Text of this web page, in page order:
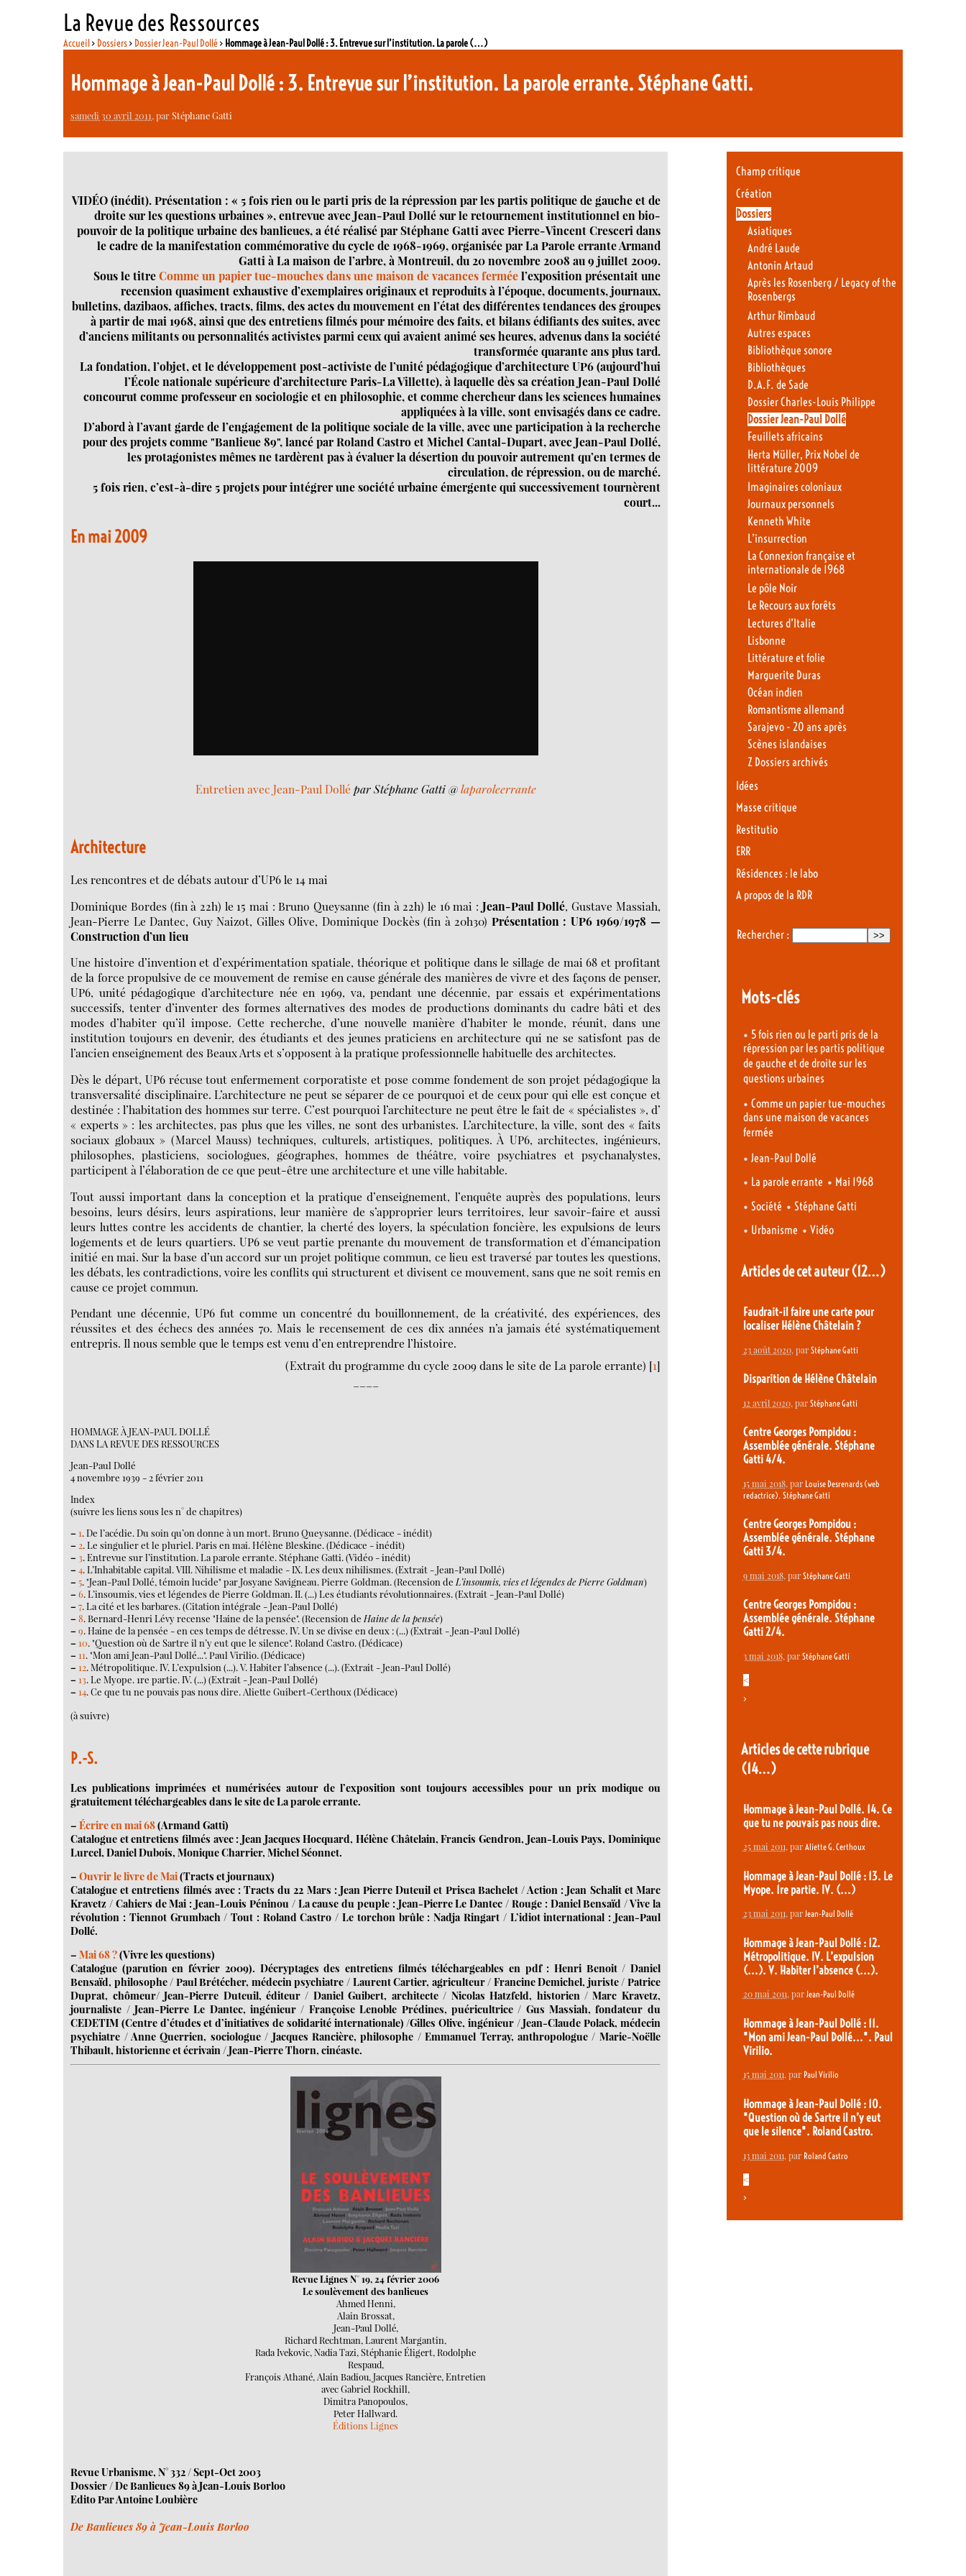
La Revue des Ressources
Accueil> Dossiers> Dossier Jean-Paul Dollé> Hommage à Jean-Paul Dollé : 3. Entrevue sur l’institution. La parole (…)
Hommage à Jean-Paul Dollé : 3. Entrevue sur l’institution. La parole errante. Stéphane Gatti.
samedi 30 avril 2011, parStéphane Gatti
VIDÉO (inédit). Présentation : « 5 fois rien ou le parti pris de la répression par les partis politique de gauche et de
droite sur les questions urbaines », entrevue avec Jean-Paul Dollé sur le retournement institutionnel en bio-
pouvoir de la politique urbaine des banlieues, a été réalisé par Stéphane Gatti avec Pierre-Vincent Cresceri dans
le cadre de la manifestation commémorative du cycle de 1968-1969, organisée par La Parole errante Armand
Gatti à La maison de l’arbre, à Montreuil, du 20 novembre 2008 au 9 juillet 2009.
Sous le titreComme un papier tue-mouches dans une maison de vacances ferméel’exposition présentait une
recension quasiment exhaustive d’exemplaires originaux et reproduits à l’époque, documents, journaux,
bulletins, dazibaos, affiches, tracts, films, des actes du mouvement en l’état des différentes tendances des groupes
à partir de mai 1968, ainsi que des entretiens filmés pour mémoire des faits, et bilans édifiants des suites, avec
d’anciens militants ou personnalités activistes parmi ceux qui avaient animé ses heures, advenus dans la société
transformée quarante ans plus tard.
La fondation, l’objet, et le développement post-activiste de l’unité pédagogique d’architecture UP6 (aujourd’hui
l’École nationale supérieure d’architecture Paris-La Villette), à laquelle dès sa création Jean-Paul Dollé
concourut comme professeur en sociologie et en philosophie, et comme chercheur dans les sciences humaines
appliquées à la ville, sont envisagés dans ce cadre.
D’abord à l’avant garde de l’engagement de la politique sociale de la ville, avec une participation à la recherche
pour des projets comme "Banlieue 89", lancé par Roland Castro et Michel Cantal-Dupart, avec Jean-Paul Dollé,
les protagonistes mêmes ne tardèrent pas à évaluer la désertion du pouvoir autrement qu’en termes de
circulation, de répression, ou de marché.
5 fois rien, c’est-à-dire 5 projets pour intégrer une société urbaine émergente qui successivement tournèrent
court...
En mai 2009
Entretien avec Jean-Paul Dollé par Stéphane Gatti @laparoleerrante
Architecture
Les rencontres et de débats autour d’UP6 le 14 mai
Dominique Bordes (fin à 22h) le 15 mai : Bruno Queysanne (fin à 22h) le 16 mai : Jean-Paul Dollé, Gustave Massiah,
Jean-Pierre Le Dantec, Guy Naizot, Gilles Olive, Dominique Dockès (fin à 20h30) Présentation : UP6 1969/1978 —
Construction d’un lieu
Une histoire d’invention et d’expérimentation spatiale, théorique et politique dans le sillage de mai 68 et profitant
de la force propulsive de ce mouvement de remise en cause générale des manières de vivre et des façons de penser,
UP6, unité pédagogique d’architecture née en 1969, va, pendant une décennie, par essais et expérimentations
successifs, tenter d’inventer des formes alternatives des modes de productions dominants du cadre bâti et des
modes d’habiter qu’il impose. Cette recherche, d’une nouvelle manière d’habiter le monde, réunit, dans une
institution toujours en devenir, des étudiants et des jeunes praticiens en architecture qui ne se satisfont pas de
l’ancien enseignement des Beaux Arts et s’opposent à la pratique professionnelle habituelle des architectes.
Dès le départ, UP6 récuse tout enfermement corporatiste et pose comme fondement de son projet pédagogique la
transversalité disciplinaire. L’architecture ne peut se séparer de ce pourquoi et de ceux pour qui elle est conçue et
destinée : l’habitation des hommes sur terre. C’est pourquoi l’architecture ne peut être le fait de « spécialistes », d’
« experts » : les architectes, pas plus que les villes, ne sont des urbanistes. L’architecture, la ville, sont des « faits
sociaux globaux » (Marcel Mauss) techniques, culturels, artistiques, politiques. À UP6, architectes, ingénieurs,
philosophes, plasticiens, sociologues, géographes, hommes de théâtre, voire psychiatres et psychanalystes,
participent à l’élaboration de ce que peut-être une architecture et une ville habitable.
Tout aussi important dans la conception et la pratique d’enseignement, l’enquête auprès des populations, leurs
besoins, leurs désirs, leurs aspirations, leur manière de s’approprier leurs territoires, leur savoir-faire et aussi
leurs luttes contre les accidents de chantier, la cherté des loyers, la spéculation foncière, les expulsions de leurs
logements et de leurs quartiers. UP6 se veut partie prenante du mouvement de transformation et d’émancipation
initié en mai. Sur la base d’un accord sur un projet politique commun, ce lieu est traversé par toutes les questions,
les débats, les contradictions, voire les conflits qui structurent et divisent ce mouvement, sans que ne soit remis en
cause ce projet commun.
Pendant une décennie, UP6 fut comme un concentré du bouillonnement, de la créativité, des expériences, des
réussites et des échecs des années 70. Mais le recensement de ces dix années n’a jamais été systématiquement
entrepris. Il nous semble que le temps est venu d’en entreprendre l’histoire.
(Extrait du programme du cycle 2009 dans le site de La parole errante) [1]
HOMMAGE À JEAN-PAUL DOLLÉ
DANS LA REVUE DES RESSOURCES
Jean-Paul Dollé
4 novembre 1939 - 2 février 2011
Index
(suivre les liens sous les n° de chapitres)
– 1. De l’acédie. Du soin qu’on donne à un mort. Bruno Queysanne. (Dédicace - inédit)
– 2. Le singulier et le pluriel. Paris en mai. Hélène Bleskine. (Dédicace - inédit)
– 3. Entrevue sur l’institution. La parole errante. Stéphane Gatti. (Vidéo - inédit)
– 4. L’Inhabitable capital. VIII. Nihilisme et maladie - IX. Les deux nihilismes. (Extrait - Jean-Paul Dollé)
– 5. "Jean-Paul Dollé, témoin lucide" par Josyane Savigneau. Pierre Goldman. (Recension deL’insoumis, vies et légendes de Pierre Goldman)
– 6. L’insoumis, vies et légendes de Pierre Goldman. II. (...) Les étudiants révolutionnaires. (Extrait - Jean-Paul Dollé)
– 7. La cité et les barbares. (Citation intégrale - Jean-Paul Dollé)
– 8. Bernard-Henri Lévy recense "Haine de la pensée". (Recension deHaine de la pensée)
– 9. Haine de la pensée - en ces temps de détresse. IV. Un se divise en deux : (...) (Extrait - Jean-Paul Dollé)
– 10. "Question où de Sartre il n’y eut que le silence". Roland Castro. (Dédicace)
– 11. "Mon ami Jean-Paul Dollé...". Paul Virilio. (Dédicace)
– 12. Métropolitique. IV. L’expulsion (...). V. Habiter l’absence (...). (Extrait - Jean-Paul Dollé)
– 13. Le Myope. 1re partie. IV. (...) (Extrait - Jean-Paul Dollé)
– 14. Ce que tu ne pouvais pas nous dire. Aliette Guibert-Certhoux (Dédicace)
(à suivre)
P.-S.
Les publications imprimées et numérisées autour de l’exposition sont toujours accessibles pour un prix modique ou
gratuitement téléchargeables dans le site de La parole errante.
– Écrire en mai 68(Armand Gatti)
Catalogue et entretiens filmés avec : Jean Jacques Hocquard, Hélène Châtelain, Francis Gendron, Jean-Louis Pays, Dominique
Lurcel, Daniel Dubois, Monique Charrier, Michel Séonnet.
– Ouvrir le livre de Mai(Tracts et journaux)
Catalogue et entretiens filmés avec : Tracts du 22 Mars : Jean Pierre Duteuil et Prisca Bachelet / Action : Jean Schalit et Marc
Kravetz / Cahiers de Mai : Jean-Louis Péninou / La cause du peuple : Jean-Pierre Le Dantec / Rouge : Daniel Bensaïd / Vive la
révolution : Tiennot Grumbach / Tout : Roland Castro / Le torchon brûle : Nadja Ringart / L’idiot international : Jean-Paul
Dollé.
– Mai 68 ?(Vivre les questions)
Catalogue (parution en février 2009). Décryptages des entretiens filmés téléchargeables en pdf : Henri Benoit / Daniel
Bensaïd, philosophe / Paul Brétécher, médecin psychiatre / Laurent Cartier, agriculteur / Francine Demichel, juriste / Patrice
Duprat, chômeur/ Jean-Pierre Duteuil, éditeur / Daniel Guibert, architecte / Nicolas Hatzfeld, historien / Marc Kravetz,
journaliste / Jean-Pierre Le Dantec, ingénieur / Françoise Lenoble Prédines, puéricultrice / Gus Massiah, fondateur du
CEDETIM (Centre d’études et d’initiatives de solidarité internationale) /Gilles Olive, ingénieur / Jean-Claude Polack, médecin
psychiatre / Anne Querrien, sociologue / Jacques Rancière, philosophe / Emmanuel Terray, anthropologue / Marie-Noëlle
Thibault, historienne et écrivain / Jean-Pierre Thorn, cinéaste.
Revue Lignes N° 19, 24 février 2006
Le soulèvement des banlieues
Ahmed Henni,
Alain Brossat,
Jean-Paul Dollé,
Richard Rechtman, Laurent Margantin,
Rada Ivekovic, Nadia Tazi, Stéphanie Éligert, Rodolphe
Respaud,
François Athané, Alain Badiou, Jacques Rancière, Entretien
avec Gabriel Rockhill,
Dimitra Panopoulos,
Peter Hallward.
Éditions Lignes
Revue Urbanisme, N° 332 / Sept-Oct 2003
Dossier / De Banlieues 89 à Jean-Louis Borloo
Edito Par Antoine Loubière
De Banlieues 89 à Jean-Louis Borloo
Champ critique
Création
Dossiers
Asiatiques
André Laude
Antonin Artaud
Après les Rosenberg / Legacy of the
Rosenbergs
Arthur Rimbaud
Autres espaces
Bibliothèque sonore
Bibliothèques
D.A.F. de Sade
Dossier Charles-Louis Philippe
Dossier Jean-Paul Dollé
Feuillets africains
Herta Müller, Prix Nobel de
littérature 2009
Imaginaires coloniaux
Journaux personnels
Kenneth White
L’insurrection
La Connexion française et
internationale de 1968
Le pôle Noir
Le Recours aux forêts
Lectures d’Italie
Lisbonne
Littérature et folie
Marguerite Duras
Océan indien
Romantisme allemand
Sarajevo - 20 ans après
Scènes islandaises
Z Dossiers archivés
Idées
Masse critique
Restitutio
ERR
Résidences : le labo
A propos de la RDR
Rechercher :
Mots-clés
• 5 fois rien ou le parti pris de la
répression par les partis politique
de gauche et de droite sur les
questions urbaines
• Comme un papier tue-mouches
dans une maison de vacances
fermée
• Jean-Paul Dollé
• La parole errante • Mai 1968
• Société • Stéphane Gatti
• Urbanisme •Vidéo
Articles de cet auteur(12…)
Faudrait-il faire une carte pour
localiser Hélène Châtelain ?
23 août 2020, par Stéphane Gatti
Disparition de Hélène Châtelain
12 avril 2020, par Stéphane Gatti
Centre Georges Pompidou :
Assemblée générale. Stéphane
Gatti 4/4.
15 mai 2018, par Louise Desrenards (web
redactrice), Stéphane Gatti
Centre Georges Pompidou :
Assemblée générale. Stéphane
Gatti 3/4.
9 mai 2018, par Stéphane Gatti
Centre Georges Pompidou :
Assemblée générale. Stéphane
Gatti 2/4.
3 mai 2018, par Stéphane Gatti
<
>
Articles de cette rubrique
(14…)
Hommage à Jean-Paul Dollé. 14. Ce
que tu ne pouvais pas nous dire.
25 mai 2011, par Aliette G. Certhoux
Hommage à Jean-Paul Dollé : 13. Le
Myope. 1re partie. IV. (...)
23 mai 2011, par Jean-Paul Dollé
Hommage à Jean-Paul Dollé : 12.
Métropolitique. IV. L’expulsion
(...). V. Habiter l’absence (...).
20 mai 2011, par Jean-Paul Dollé
Hommage à Jean-Paul Dollé : 11.
"Mon ami Jean-Paul Dollé...". Paul
Virilio.
15 mai 2011, par Paul Virilio
Hommage à Jean-Paul Dollé : 10.
"Question où de Sartre il n’y eut
que le silence". Roland Castro.
13 mai 2011, par Roland Castro
<
>